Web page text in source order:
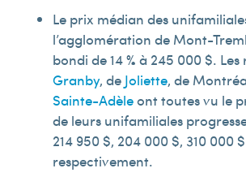
Le prix médian des
l’agglomération de Mont-
bondi de 14 % à 245 000 $.
Granby, de Joliette, de
Sainte-Adèleont toutes vu le
de leurs unifamiliales
214 950 $, 204 000 $, 310 000
respectivement.